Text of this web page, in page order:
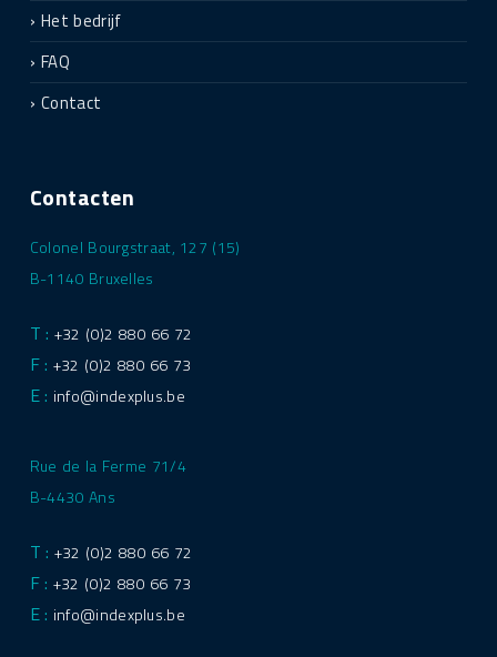
Het bedrijf
FAQ
Contact
Contacten
Colonel Bourgstraat, 127 (15)
B-1140 Bruxelles
T : +32 (0)2 880 66 72
F : +32 (0)2 880 66 73
E : info@indexplus.be
Rue de la Ferme 71/4
B-4430 Ans
T : +32 (0)2 880 66 72
F : +32 (0)2 880 66 73
E : info@indexplus.be